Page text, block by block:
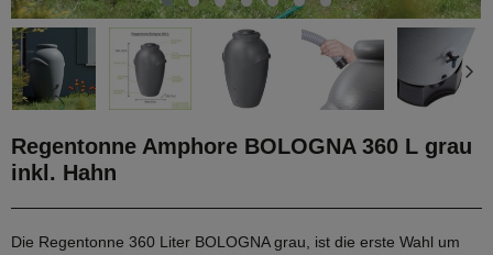
Regentonne Amphore BOLOGNA 360 L grau
inkl. Hahn
Die Regentonne 360 Liter BOLOGNA grau, ist die erste Wahl um